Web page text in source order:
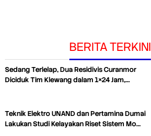
BERITA TERKINI
Sedang Terlelap, Dua Residivis Curanmor
Diciduk Tim Klewang dalam 1×24 Jam,…
Teknik Elektro UNAND dan Pertamina Dumai
Lakukan Studi Kelayakan Riset Sistem Mo…